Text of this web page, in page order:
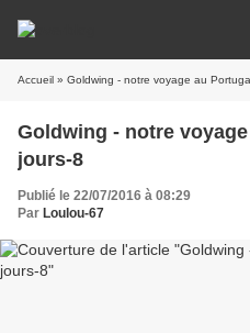
Accueil » Goldwing - notre voyage au
Goldwing - notre
jours-8
Publié le 22/07/2016 à 08:29
Par Loulou-67